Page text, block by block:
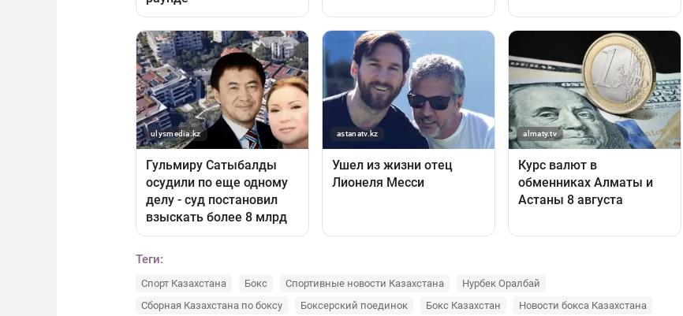
Теги:
Спорт Казахстана Бокс Спортивные новости Казахстана
Нурбек Оралбай
Сборная Казахстана по боксу
Боксерский поединок Бокс Казахстан
Новости бокса Казахстана